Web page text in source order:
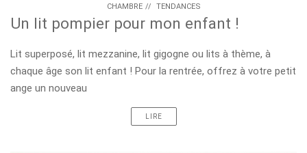
CHAMBRE // TENDANCES
Un lit pompier pour mon enfant !
Lit superposé, lit mezzanine, lit gigogne ou lits à thème, à
chaque âge son lit enfant ! Pour la rentrée, offrez à votre petit
ange un nouveau
LIRE